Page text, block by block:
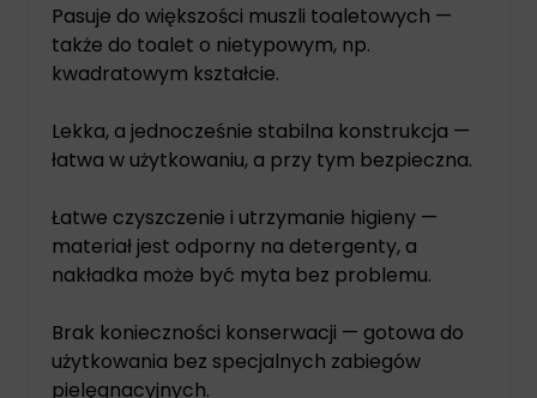
Pasuje do większości muszli toaletowych —
także do toalet o nietypowym, np.
kwadratowym kształcie.
Lekka, a jednocześnie stabilna konstrukcja —
łatwa w użytkowaniu, a przy tym bezpieczna.
Łatwe czyszczenie i utrzymanie higieny —
materiał jest odporny na detergenty, a
nakładka może być myta bez problemu.
Brak konieczności konserwacji — gotowa do
użytkowania bez specjalnych zabiegów
pielęgnacyjnych.